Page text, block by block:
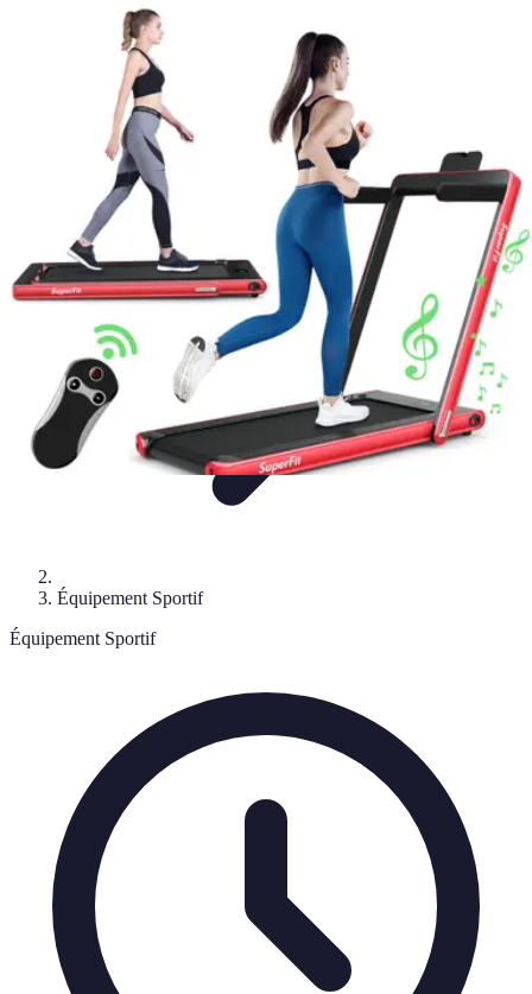
Easy Sport Advice
TechRunning Santé
Easy Sport Advice
Équipement Sportif
Équipement Sportif